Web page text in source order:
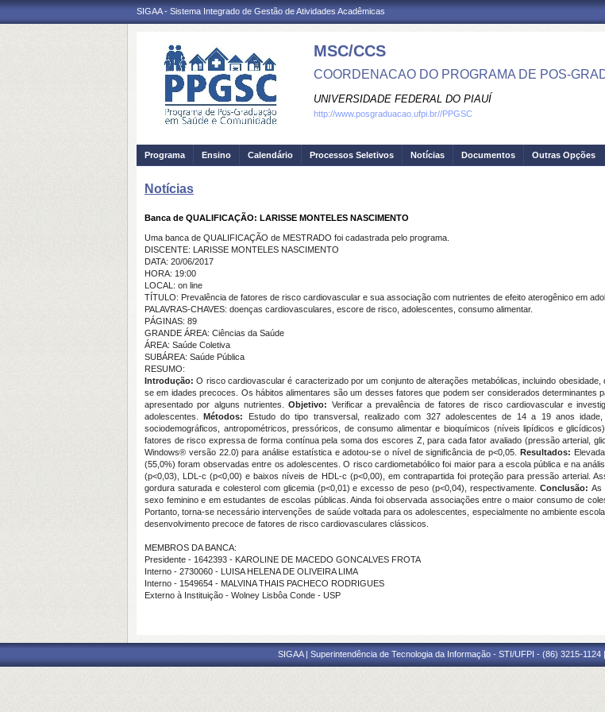
SIGAA - Sistema Integrado de Gestão de Atividades Acadêmicas
MSC/CCS
COORDENACAO DO PROGRAMA DE POS-
UNIVERSIDADE FEDERAL DO PIAUÍ
http://www.posgraduacao.ufpi.br//PPGSC
Programa Ensino Calendário Processos Seletivos Notícias Documentos Outras Opções
Notícias
Banca de QUALIFICAÇÃO: LARISSE MONTELES NASCIMENTO
Uma banca de QUALIFICAÇÃO de MESTRADO foi cadastrada pelo programa.
DISCENTE: LARISSE MONTELES NASCIMENTO
DATA: 20/06/2017
HORA: 19:00
LOCAL: on line
TÍTULO: Prevalência de fatores de risco cardiovascular e sua associação com nutrientes de efeito aterogênico em
PALAVRAS-CHAVES: doenças cardiovasculares, escore de risco, adolescentes, consumo alimentar.
PÁGINAS: 89
GRANDE ÁREA: Ciências da Saúde
ÁREA: Saúde Coletiva
SUBÁREA: Saúde Pública
RESUMO:
Introdução:O risco cardiovascular é caracterizado por um conjunto de alterações metabólicas, incluindo
se em idades precoces. Os hábitos alimentares são um desses fatores que podem ser considerados determinantes
apresentado por alguns nutrientes.Objetivo: Verificar a prevalência de fatores de risco cardiovascular e
adolescentes.Métodos:
Estudo do tipo transversal, realizado com 327 adolescentes de 14 a 19 anos
sociodemográficos, antropométricos, pressóricos, de consumo alimentar e bioquímicos (níveis lipídicos e
fatores de risco expressa de forma contínua pela soma dos escores Z, para cada fator avaliado (pressão arterial,
Windows® versão 22.0) para análise estatística e adotou-se o nível de significância de p<0,05. Resultados:
(55,0%) foram observadas entre os adolescentes. O risco cardiometabólico foi maior para a escola pública e na
(p<0,03), LDL-c (p<0,00) e baixos níveis de HDL-c (p<0,00), em contrapartida foi proteção para pressão arterial.
gordura saturada e colesterol com glicemia (p<0,01) e excesso de peso (p<0,04), respectivamente. Conclusão: As
sexo feminino e em estudantes de escolas públicas. Ainda foi observada associações entre o maior consumo de
Portanto, torna-se necessário intervenções de saúde voltada para os adolescentes, especialmente no ambiente
desenvolvimento precoce de fatores de risco cardiovasculares clássicos.
MEMBROS DA BANCA:
Presidente - 1642393 - KAROLINE DE MACEDO GONCALVES FROTA
Interno - 2730060 - LUISA HELENA DE OLIVEIRA LIMA
Interno - 1549654 - MALVINA THAIS PACHECO RODRIGUES
Externo à Instituição - Wolney Lisbôa Conde - USP
SIGAA | Superintendência de Tecnologia da Informação - STI/UFPI - (86) 3215-